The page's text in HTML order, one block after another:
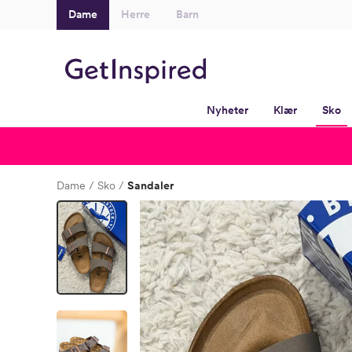
Dame Herre Barn
Nyheter Klær Sko
Dame Sko Sandaler